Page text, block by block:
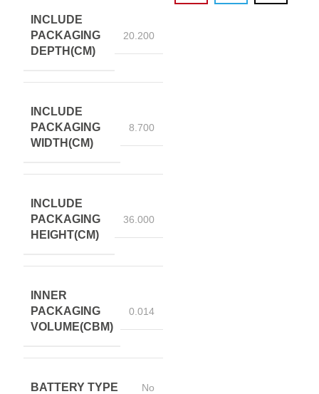
INCLUDE
PACKAGING
DEPTH(CM)
20.200
INCLUDE
PACKAGING
WIDTH(CM)
8.700
INCLUDE
PACKAGING
HEIGHT(CM)
36.000
INNER
PACKAGING
VOLUME(CBM)
0.014
BATTERY TYPE No